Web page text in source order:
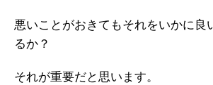
悪いことがおきてもそれをいかに良
るか？
それが重要だと思います。